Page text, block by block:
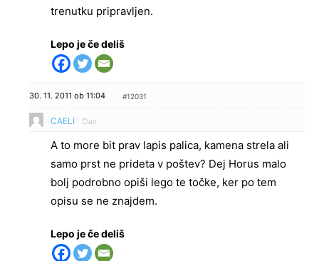
trenutku pripravljen.
Lepo je če deliš
30. 11. 2011 ob 11:04 #12031
CAELI Član
A to more bit prav lapis palica, kamena strela ali
samo prst ne prideta v poštev? Dej Horus malo
bolj podrobno opiši lego te točke, ker po tem
opisu se ne znajdem.
Lepo je če deliš